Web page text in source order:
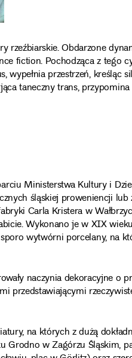
rzeźbiarskie. Obdarzone
fiction. Pochodząca z tego
przestrzeń, kreśląc
taneczny trans,
Ministerstwa Kultury i
śląskiej proweniencji lub
Carla Kristera w
Wykonano je w XIX
wytwórni porcelany, na
naczynia dekoracyjne o
przedstawiającymi
na których z dużą
Grodno w Zagórzu Śląskim,